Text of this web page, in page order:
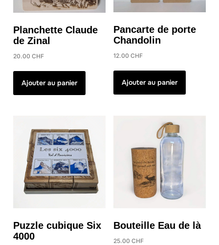
Planchette Claude
de Zinal
20.00 CHF
Ajouter au panier
Pancarte de porte
Chandolin
12.00 CHF
Ajouter au panier
Puzzle cubique Six
4000
Bouteille Eau de là
25.00 CHF